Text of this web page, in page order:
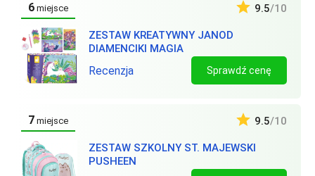
6 miejsce
ZESTAW KREATYWNY JANOD
DIAMENCIKI MAGIA
9.5/10
Recenzja Sprawdź cenę
7 miejsce
ZESTAW SZKOLNY ST. MAJEWSKI
PUSHEEN
9.5/10